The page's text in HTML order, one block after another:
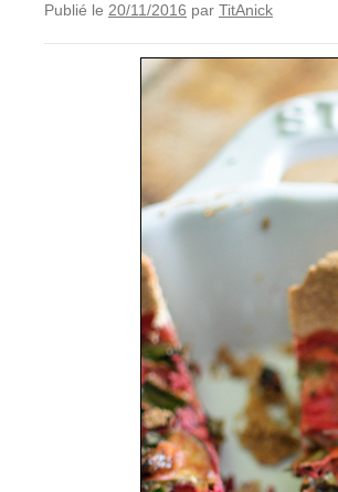
Publié le 20/11/2016 par TitAnick